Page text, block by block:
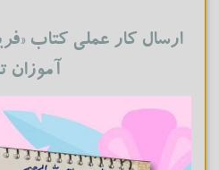
ارسال کار عملی کتاب
آموزان